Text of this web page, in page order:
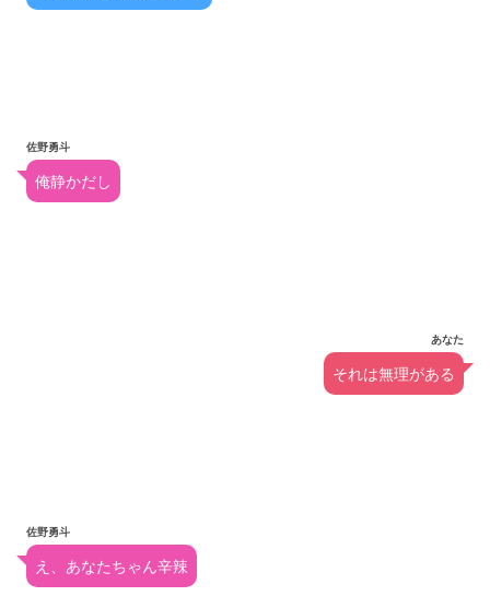
佐野勇斗
俺静かだし
あなた
それは無理がある
佐野勇斗
え、あなたちゃん辛辣